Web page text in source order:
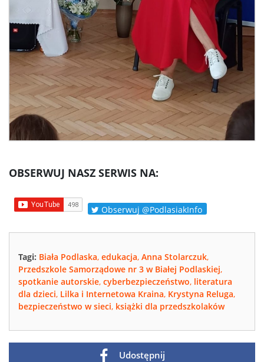
OBSERWUJ NASZ SERWIS NA:
Obserwuj @PodlasiakInfo
Tagi: Biała Podlaska, edukacja, Anna Stolarczuk,
Przedszkole Samorządowe nr 3 w Białej Podlaskiej,
spotkanie autorskie, cyberbezpieczeństwo, literatura
dla dzieci, Lilka i Internetowa Kraina, Krystyna Reluga,
bezpieczeństwo w sieci, książki dla przedszkolaków
Udostępnij